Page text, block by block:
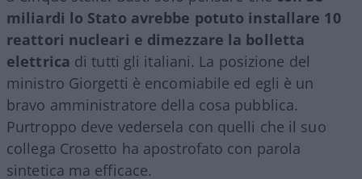
miliardi lo Stato avrebbe potuto installare 10
reattori nucleari e dimezzare la bolletta
elettrica di tutti gli italiani. La posizione del
ministro Giorgetti è encomiabile ed egli è un
bravo amministratore della cosa pubblica.
Purtroppo deve vedersela con quelli che il suo
collega Crosetto ha apostrofato con parola
sintetica ma efficace.